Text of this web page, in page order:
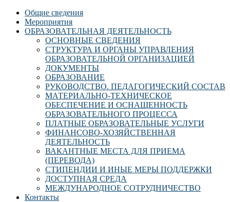
Общие сведения
Мероприятия
ОБРАЗОВАТЕЛЬНАЯ ДЕЯТЕЛЬНОСТЬ
ОСНОВНЫЕ СВЕДЕНИЯ
СТРУКТУРА И ОРГАНЫ УПРАВЛЕНИЯ
ОБРАЗОВАТЕЛЬНОЙ ОРГАНИЗАЦИЕЙ
ДОКУМЕНТЫ
ОБРАЗОВАНИЕ
РУКОВОДСТВО. ПЕДАГОГИЧЕСКИЙ СОСТАВ
МАТЕРИАЛЬНО-ТЕХНИЧЕСКОЕ
ОБЕСПЕЧЕНИЕ И ОСНАЩЕННОСТЬ
ОБРАЗОВАТЕЛЬНОГО ПРОЦЕССА
ПЛАТНЫЕ ОБРАЗОВАТЕЛЬНЫЕ УСЛУГИ
ФИНАНСОВО-ХОЗЯЙСТВЕННАЯ
ДЕЯТЕЛЬНОСТЬ
ВАКАНТНЫЕ МЕСТА ДЛЯ ПРИЕМА
(ПЕРЕВОДА)
СТИПЕНДИИ И ИНЫЕ МЕРЫ ПОДДЕРЖКИ
ДОСТУПНАЯ СРЕДА
МЕЖДУНАРОДНОЕ СОТРУДНИЧЕСТВО
Контакты